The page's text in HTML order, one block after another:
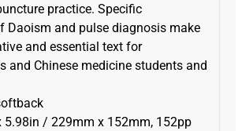
practice. Specific
Daoism and pulse diagnosis make
and essential text for
and Chinese medicine students and
5.98in / 229mm x 152mm, 152pp